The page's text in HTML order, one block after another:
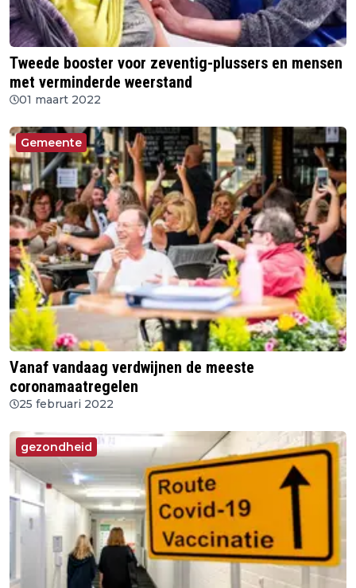
Tweede booster voor zeventig-plussers en mensen
met verminderde weerstand
01 maart 2022
Gemeente
Vanaf vandaag verdwijnen de meeste
coronamaatregelen
25 februari 2022
gezondheid